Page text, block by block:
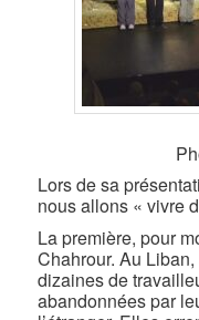
Lors de sa
nous allons « vivre
La première, pour
Chahrour. Au
dizaines de
abandonnées par